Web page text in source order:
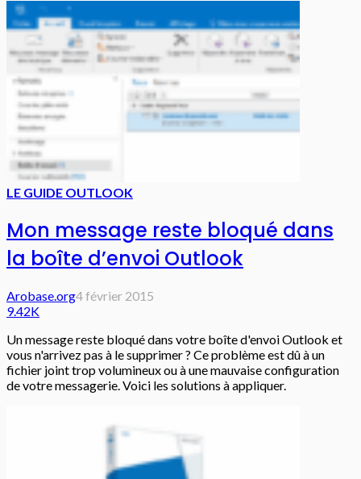
LE GUIDE OUTLOOK
Mon message reste bloqué dans
la boîte d’envoi Outlook
Arobase.org4 février 2015
9.42K
Un message reste bloqué dans votre boîte d'envoi Outlook et
vous n'arrivez pas à le supprimer ? Ce problème est dû à un
fichier joint trop volumineux ou à une mauvaise configuration
de votre messagerie. Voici les solutions à appliquer.